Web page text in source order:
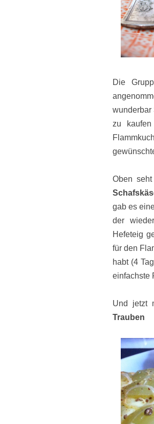
Die
wunderbar
zu
Oben
gab es
der
Hefeteig
für den
habt (4
einfachste
Und jetzt
Trauben